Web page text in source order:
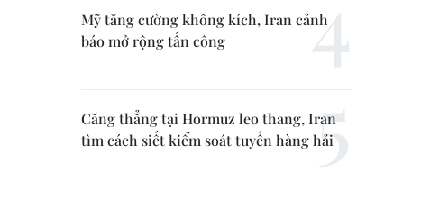
Mỹ tăng cường không kích, Iran cảnh
báo mở rộng tấn công
Căng thẳng tại Hormuz leo thang, Iran
tìm cách siết kiểm soát tuyến hàng hải